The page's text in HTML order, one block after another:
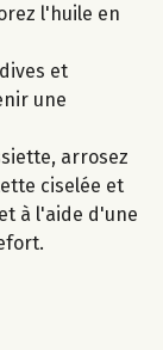
l'huile en
et
une
arrosez
ciselée et
à l'aide d'une